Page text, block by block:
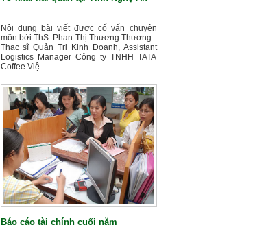
Nội dung bài viết được cố vấn chuyên
môn bởi ThS. Phan Thị Thương Thương -
Thạc sĩ Quản Trị Kinh Doanh, Assistant
Logistics Manager Công ty TNHH TATA
Coffee Việ ...
Báo cáo tài chính cuối năm